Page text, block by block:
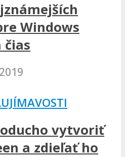
Windows
čias
vytvoriť
a zdieľať ho